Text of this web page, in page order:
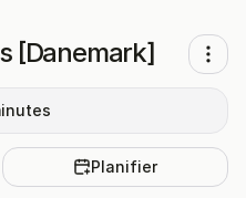
[Danemark]
Planifier